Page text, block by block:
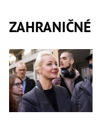
ZAHRANIČNÉ